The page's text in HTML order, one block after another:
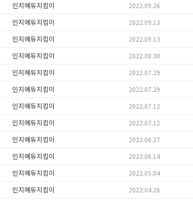
인지에듀지킴이 2022.09.26
인지에듀지킴이 2022.09.13
인지에듀지킴이 2022.09.13
인지에듀지킴이 2022.08.30
인지에듀지킴이 2022.07.29
인지에듀지킴이 2022.07.29
인지에듀지킴이 2022.07.12
인지에듀지킴이 2022.07.12
인지에듀지킴이 2022.06.27
인지에듀지킴이 2022.06.14
인지에듀지킴이 2022.05.04
인지에듀지킴이 2022.04.26